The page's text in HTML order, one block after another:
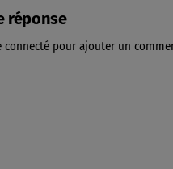
réponse
connecté pour ajouter un